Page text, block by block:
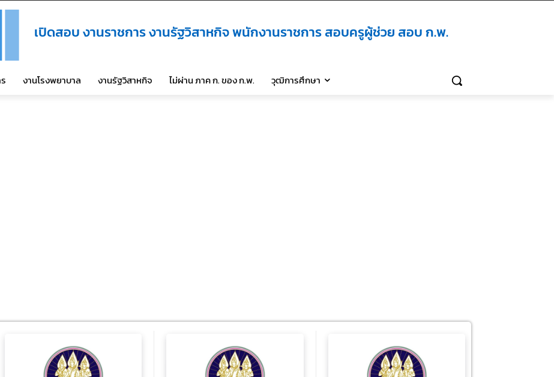
เปิดสอบ งานราชการ งานรัฐวิสาหกิจ พนักงานราชการ สอบครูผู้ช่วย สอบ ก.พ.
งานโรงพยาบาล งานรัฐวิสาหกิจ ไม่ผ่าน ภาค ก. ของ ก.พ. วุฒิการศึกษา